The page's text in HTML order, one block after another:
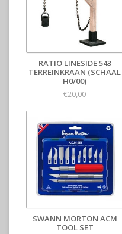
RATIO LINESIDE 543
TERREINKRAAN (SCHAAL
H0/00)
€20,00
SWANN MORTON ACM
TOOL SET